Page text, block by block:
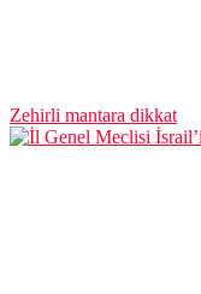
Zehirli mantara dikkat